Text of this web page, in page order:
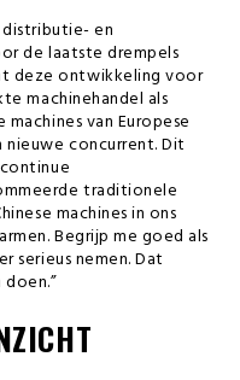
en
de laatste drempels
deze ontwikkeling voor
machinehandel als
van Europese
concurrent. Dit
traditionele
machines in ons
Begrijp me goed als
serieus nemen. Dat